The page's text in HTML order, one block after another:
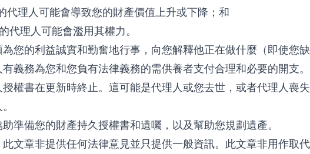
代理人可能會導致您的財產價值上升或下降；和
代理人可能會濫用其權力。
您的利益誠實和勤奮地行事，向您解釋他正在做什麼（即使您
義務為您和您負有法律義務的需供養者支付合理和必要的開支。
授權書在更新時終止。這可能是代理人或您去世，或者代理人喪
準備您的財產持久授權書和遺囑，以及幫助您規劃遺產。
此文章非提供任何法律意見並只提供一般資訊。此文章非用作取